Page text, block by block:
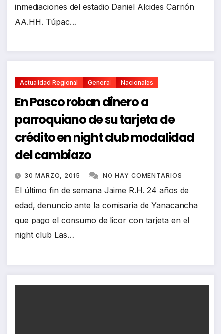
inmediaciones del estadio Daniel Alcides Carrión
AA.HH. Túpac…
Actualidad Regional General Nacionales
En Pasco roban dinero a
parroquiano de su tarjeta de
crédito en night club modalidad
del cambiazo
30 MARZO, 2015 NO HAY COMENTARIOS
El último fin de semana Jaime R.H. 24 años de
edad, denuncio ante la comisaria de Yanacancha
que pago el consumo de licor con tarjeta en el
night club Las…